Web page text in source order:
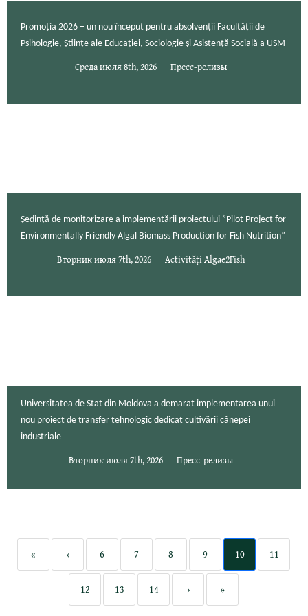
Promoția 2026 – un nou început pentru absolvenții Facultății de
Psihologie, Științe ale Educației, Sociologie și Asistență Socială a USM
Среда июля 8th, 2026 Пресс-релизы
Ședință de monitorizare a implementării proiectului ”Pilot Project for
Environmentally Friendly Algal Biomass Production for Fish Nutrition”
Вторник июля 7th, 2026 Activități Algae2Fish
Universitatea de Stat din Moldova a demarat implementarea unui
nou proiect de transfer tehnologic dedicat cultivării cânepei
industriale
Вторник июля 7th, 2026 Пресс-релизы
« ‹ 6 7 8 9 10 11
12 13 14 › »